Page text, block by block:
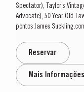
Spectator), Taylor’s
Advocate), 50 Year Old
pontos James
Reservar
Mais Informações